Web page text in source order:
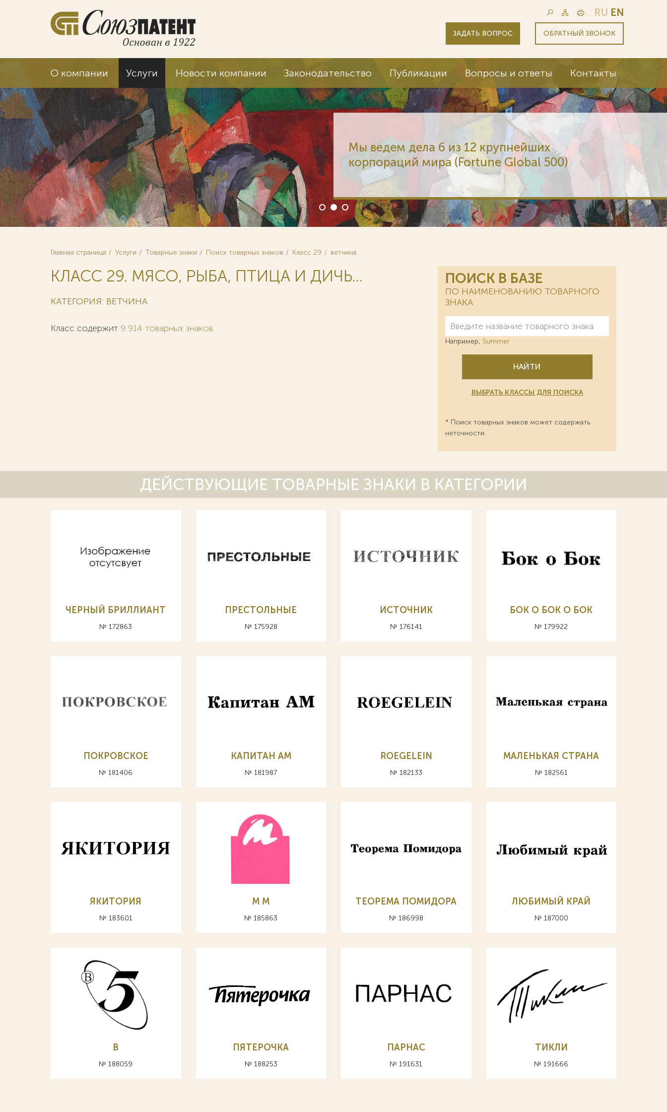
RU EN
ЗАДАТЬ ВОПРОС ОБРАТНЫЙ ЗВОНОК
О компании Услуги Новости компании Законодательство Публикации Вопросы и ответы Контакты
Мы ведем дела 6 из 12 крупнейших
корпораций мира (Fortune Global 500)
Главная страница Услуги Товарные знаки Поиск товарных знаков Класс 29 ветчина
КЛАСС 29. МЯСО, РЫБА, ПТИЦА И ДИЧЬ...
КАТЕГОРИЯ: ВЕТЧИНА
Класс содержит 9 914 товарных знаков.
ПОИСК В БАЗЕ
ПО НАИМЕНОВАНИЮ ТОВАРНОГО
ЗНАКА
Например, Summer
НАЙТИ
ВЫБРАТЬ КЛАССЫ ДЛЯ ПОИСКА
* Поиск товарных знаков может содержать
неточности.
ДЕЙСТВУЮЩИЕ ТОВАРНЫЕ ЗНАКИ В КАТЕГОРИИ
ЧЕРНЫЙ БРИЛЛИАНТ
№ 172863
ПРЕСТОЛЬНЫЕ
№ 175928
ИСТОЧНИК
№ 176141
БОК О БОК О БОК
№ 179922
ПОКРОВСКОЕ
№ 181406
КАПИТАН АМ
№ 181987
ROEGELEIN
№ 182133
МАЛЕНЬКАЯ СТРАНА
№ 182561
ЯКИТОРИЯ
№ 183601
М M
№ 185863
ТЕОРЕМА ПОМИДОРА
№ 186998
ЛЮБИМЫЙ КРАЙ
№ 187000
В
№ 188059
ПЯТЕРОЧКА
№ 188253
ПАРНАС
№ 191631
ТИКЛИ
№ 191666